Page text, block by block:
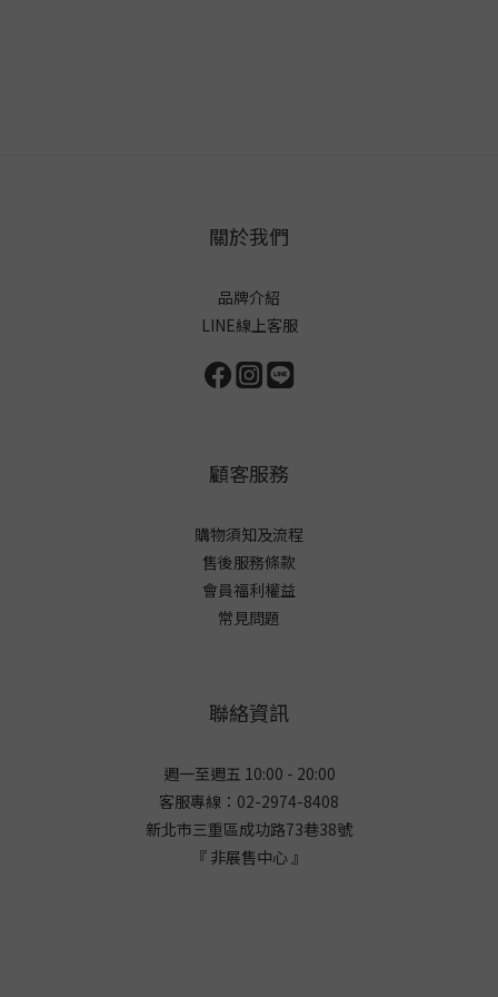
關於我們
品牌介紹
LINE線上客服
顧客服務
購物須知及流程
售後服務條款
會員福利權益
常見問題
聯絡資訊
週一至週五 10:00 - 20:00
客服專線：02-2974-8408
新北市三重區成功路73巷38號
『 非展售中心 』